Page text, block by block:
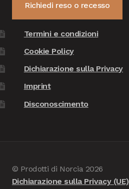
Richiedi reso o recesso
Termini e condizioni
Cookie Policy
Dichiarazione sulla Privacy
Imprint
Disconoscimento
© Prodotti di Norcia 2026
Dichiarazione sulla Privacy (UE)